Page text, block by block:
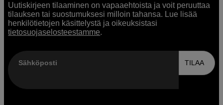
Uutiskirjeen tilaaminen on vapaaehtoista ja voit peruuttaa
tilauksen tai suostumuksesi milloin tahansa. Lue lisää
henkilötietojen käsittelystä ja oikeuksistasi
tietosuojaselosteestamme.
Sähköposti TILAA